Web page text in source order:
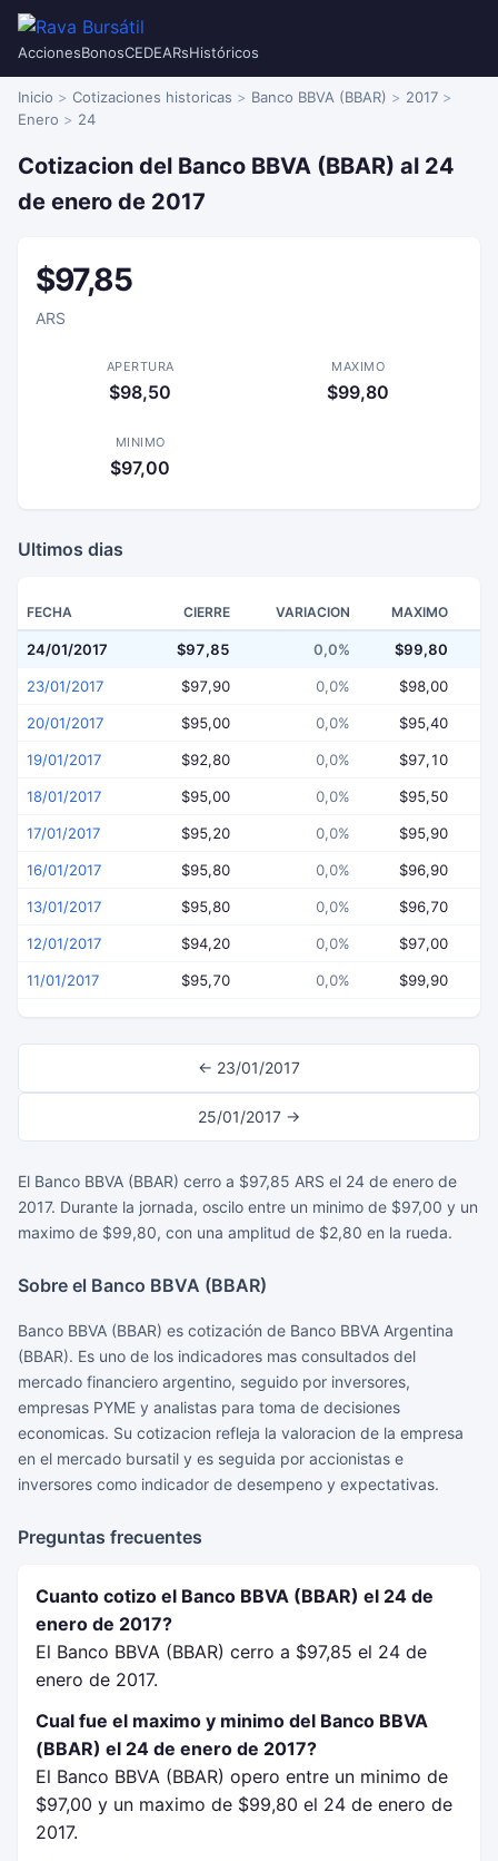
AccionesBonosCEDEARsHistóricos
Inicio Cotizaciones historicas Banco BBVA (BBAR)
2017
Enero
24
Cotizacion del Banco BBVA (BBAR) al 24
de enero de 2017
$97,85
ARS
APERTURA
$98,50
MAXIMO
$99,80
MINIMO
$97,00
Ultimos dias
FECHA CIERRE VARIACION MAXIMO
24/01/2017 $97,85 0,0% $99,80
23/01/2017 $97,90 0,0% $98,00
20/01/2017 $95,00 0,0% $95,40
19/01/2017 $92,80 0,0% $97,10
18/01/2017 $95,00 0,0% $95,50
17/01/2017 $95,20 0,0% $95,90
16/01/2017 $95,80 0,0% $96,90
13/01/2017 $95,80 0,0% $96,70
12/01/2017 $94,20 0,0% $97,00
11/01/2017 $95,70 0,0% $99,90
← 23/01/2017
25/01/2017 →
El Banco BBVA (BBAR) cerro a $97,85 ARS el 24 de enero de
2017. Durante la jornada, oscilo entre un minimo de $97,00 y un
maximo de $99,80, con una amplitud de $2,80 en la rueda.
Sobre el Banco BBVA (BBAR)
Banco BBVA (BBAR) es cotización de Banco BBVA Argentina
(BBAR). Es uno de los indicadores mas consultados del
mercado financiero argentino, seguido por inversores,
empresas PYME y analistas para toma de decisiones
economicas. Su cotizacion refleja la valoracion de la empresa
en el mercado bursatil y es seguida por accionistas e
inversores como indicador de desempeno y expectativas.
Preguntas frecuentes
Cuanto cotizo el Banco BBVA (BBAR) el 24 de
enero de 2017?
El Banco BBVA (BBAR) cerro a $97,85 el 24 de
enero de 2017.
Cual fue el maximo y minimo del Banco BBVA
(BBAR) el 24 de enero de 2017?
El Banco BBVA (BBAR) opero entre un minimo de
$97,00 y un maximo de $99,80 el 24 de enero de
2017.